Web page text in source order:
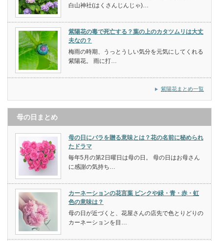
白山神社(はくさんじんじゃ)…
紫陽花の毒で死亡する？葉の上のカタツムリは大丈
夫なの？
梅雨の時期、うっとうしい気分を元気にしてくれる
紫陽花。 雨に打…
紫陽花まとめ一覧
母の日まとめ
母の日にバラを贈る意味とは？花の名前に秘められ
たドラマ
毎年5月の第2日曜日は母の日。 母の日はお母さん
に感謝の気持ち…
カーネーションの花言葉 ピンクや緑・青・赤・虹
色の意味は？
母の日が近づくと、花屋さんの店先で色とりどりの
カーネーションを目…